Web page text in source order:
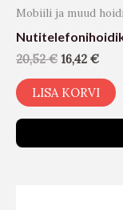
Mobiili ja muud
20,52€ 16,42 €
LISA KORVI